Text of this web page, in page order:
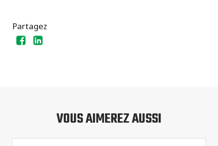
Partagez
VOUS AIMEREZ AUSSI